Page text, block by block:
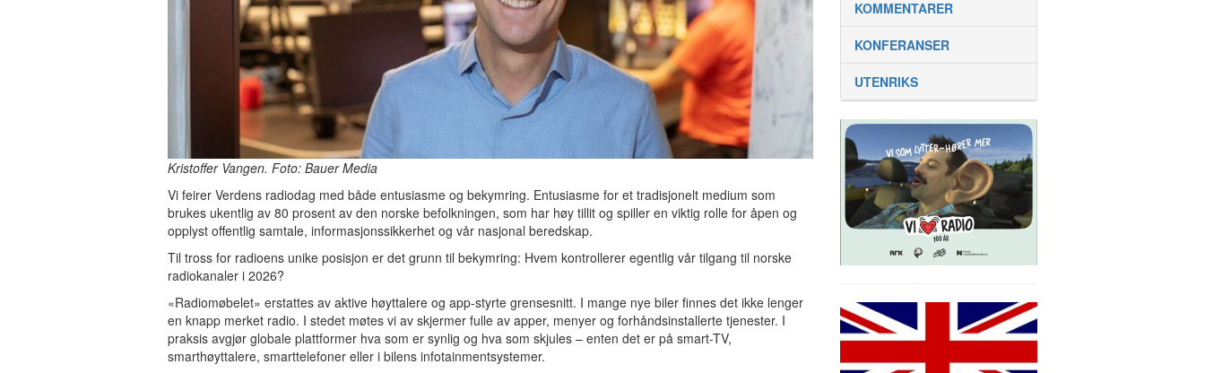
Kristoffer Vangen. Foto: Bauer Media
Vi feirer Verdens radiodag med både entusiasme og bekymring. Entusiasme for et tradisjonelt medium som
brukes ukentlig av 80 prosent av den norske befolkningen, som har høy tillit og spiller en viktig rolle for åpen og
opplyst offentlig samtale, informasjonssikkerhet og vår nasjonal beredskap.
Til tross for radioens unike posisjon er det grunn til bekymring: Hvem kontrollerer egentlig vår tilgang til norske
radiokanaler i 2026?
«Radiomøbelet» erstattes av aktive høyttalere og app-styrte grensesnitt. I mange nye biler finnes det ikke lenger
en knapp merket radio. I stedet møtes vi av skjermer fulle av apper, menyer og forhåndsinstallerte tjenester. I
praksis avgjør globale plattformer hva som er synlig og hva som skjules – enten det er på smart-TV,
smarthøyttalere, smarttelefoner eller i bilens infotainmentsystemer.
KOMMENTARER
KONFERANSER
UTENRIKS